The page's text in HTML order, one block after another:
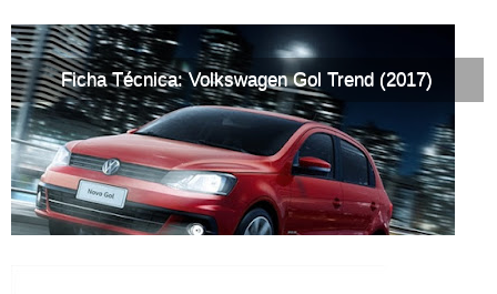
Ficha Técnica: Volkswagen Gol Trend (2017)